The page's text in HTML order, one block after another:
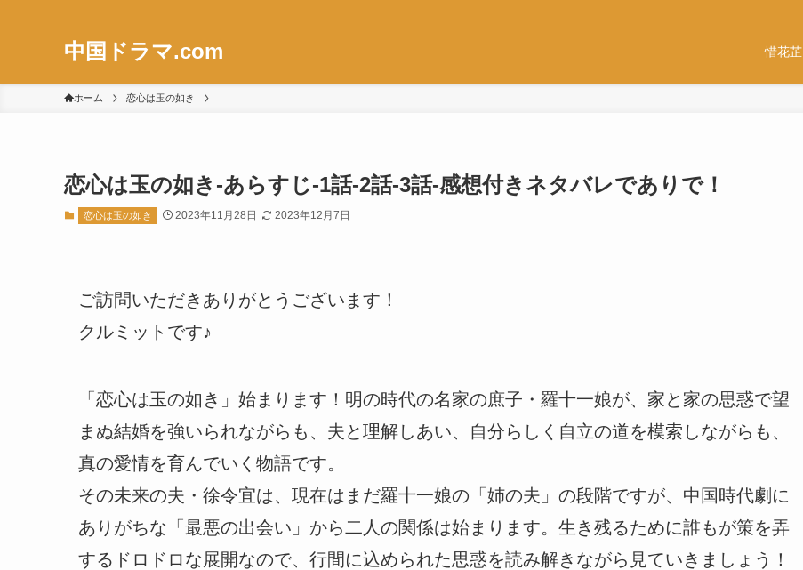
中国ドラマ.com 惜花芷
ホーム 恋心は玉の如き
恋心は玉の如き-あらすじ-1話-2話-3話-感想付きネタバレでありで！
恋心は玉の如き 2023年11月28日 2023年12月7日
ご訪問いただきありがとうございます！
クルミットです♪
「恋心は玉の如き」始まります！明の時代の名家の庶子・羅十一娘が、家と家の思惑で望
まぬ結婚を強いられながらも、夫と理解しあい、自分らしく自立の道を模索しながらも、
真の愛情を育んでいく物語です。
その未来の夫・徐令宜は、現在はまだ羅十一娘の「姉の夫」の段階ですが、中国時代劇に
ありがちな「最悪の出会い」から二人の関係は始まります。生き残るために誰もが策を弄
するドロドロな展開なので、行間に込められた思惑を読み解きながら見ていきましょう！